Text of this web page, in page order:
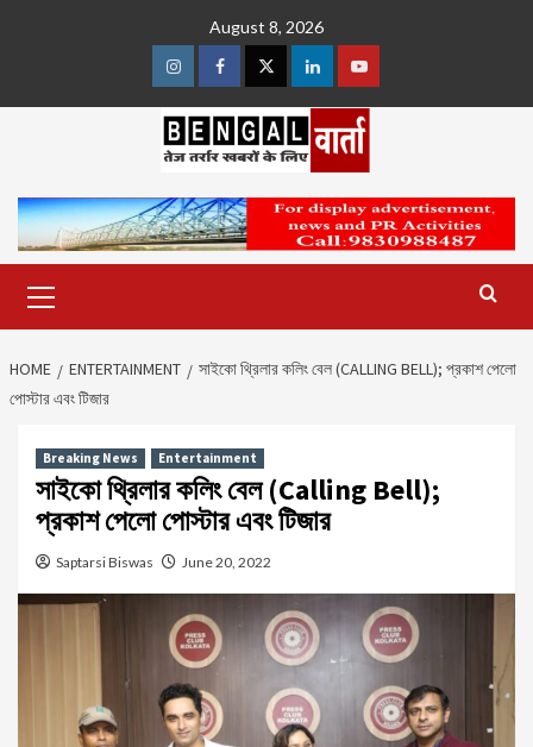
August 8, 2026
InstagramFacebookTwitterLinkedinYoutube
Menu
HOME ENTERTAINMENT
সাইকো থ্রিলার কলিং বেল (CALLING BELL); প্রকাশ পেলো
পোস্টার এবং টিজার
Breaking News Entertainment
সাইকো থ্রিলার কলিং বেল (Calling Bell);
প্রকাশ পেলো পোস্টার এবং টিজার
Saptarsi Biswas June 20, 2022